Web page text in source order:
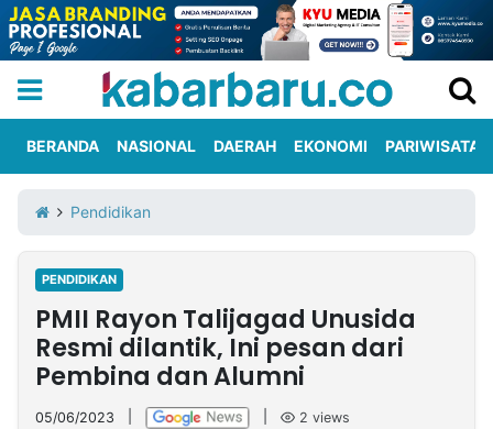
Iklan
Berita
Kami
Nasional
International
Olahraga
Entertainment
Daerah
Pariwisata
Kuliner
Kolom
Network
BERANDA NASIONAL DAERAH EKONOMI PARIWISATA
Pendidikan
PENDIDIKAN
PMII Rayon Talijagad Unusida
Resmi dilantik, Ini pesan dari
Pembina dan Alumni
05/06/2023 2 views